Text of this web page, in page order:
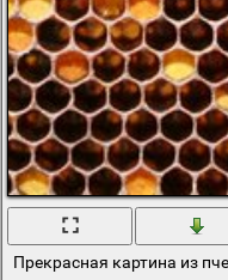
Прекрасная картина из